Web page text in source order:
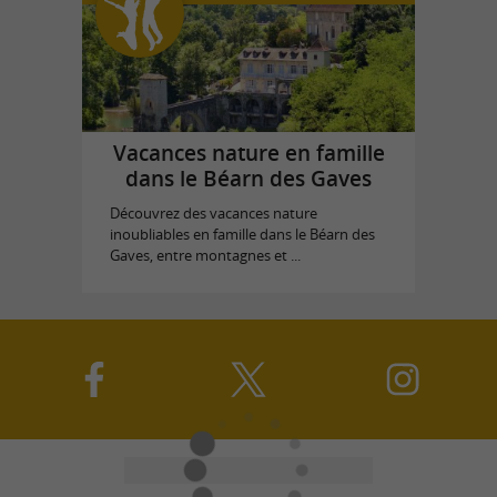
Vacances nature en famille
dans le Béarn des Gaves
Découvrez des vacances nature
inoubliables en famille dans le Béarn des
Gaves, entre montagnes et ...